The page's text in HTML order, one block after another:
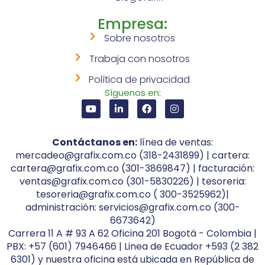
Empresa:
Sobre nosotros
Trabaja con nosotros
Política de privacidad
Síguenos en:
Contáctanos en: línea de ventas:
mercadeo@grafix.com.co (318-2431899) | cartera:
cartera@grafix.com.co (301-3869847) | facturación:
ventas@grafix.com.co (301-5830226) | tesoreria:
tesoreria@grafix.com.co ( 300-3525962)|
administración: servicios@grafix.com.co (300-
6673642)
Carrera 11 A # 93 A 62 Oficina 201 Bogotá - Colombia |
PBX: +57 (601) 7946466 | Linea de Ecuador +593 (2 382
6301) y nuestra oficina está ubicada en República de